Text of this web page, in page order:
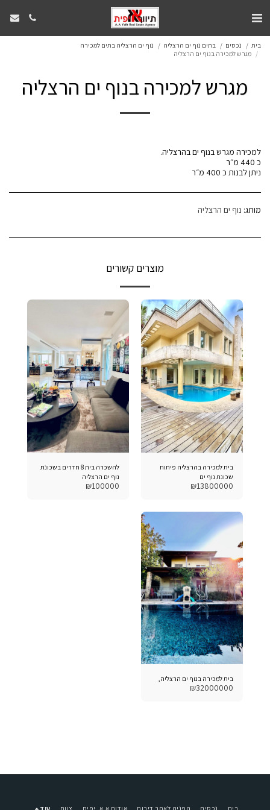
בית נכסים בתים נוף ים הרצליה
נוף ים הרצליה בתים למכירה
מגרש למכירה בנוף ים הרצליה
מגרש למכירה בנוף ים הרצליה
ניתן לבנות כ 400 מ״ר
מותג: נוף ים הרצליה
מוצרים קשורים
בית למכירה בהרצליה פיתוח
שכונת נוף ים
₪13800000
להשכרה בית 8 חדרים בשכונת
נוף ים הרצליה
₪100000
בית למכירה בנוף ים הרצליה,
₪32000000
בית נכסים הפניה לאתר דירות אודות א.א. יפית צוות עוד